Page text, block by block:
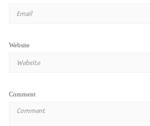
Website
Comment